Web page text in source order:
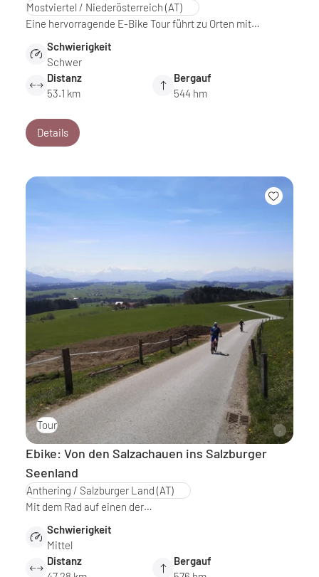
Mostviertel / Niederösterreich (AT)
Eine hervorragende E-Bike Tour führt zu Orten mit…
Schwierigkeit
Schwer
Distanz
53.1 km
Bergauf
544 hm
Details
Tour
Ebike: Von den Salzachauen ins Salzburger
Seenland
Anthering / Salzburger Land (AT)
Mit dem Rad auf einen der…
Schwierigkeit
Mittel
Distanz
Bergauf